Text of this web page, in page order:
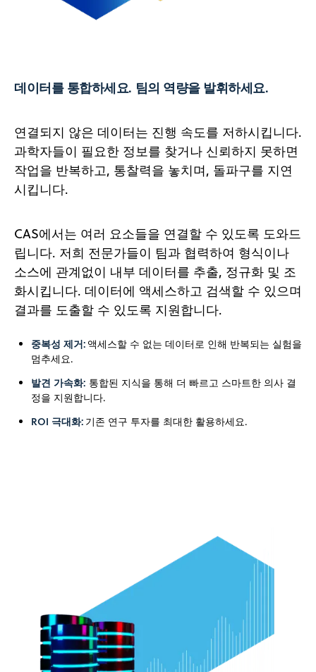
데이터를 통합하세요. 팀의 역량을 발휘하세요.
연결되지 않은 데이터는 진행 속도를 저하시킵니다.
과학자들이 필요한 정보를 찾거나 신뢰하지 못하면
작업을 반복하고, 통찰력을 놓치며, 돌파구를 지연
시킵니다.
CAS에서는 여러 요소들을 연결할 수 있도록 도와드
립니다. 저희 전문가들이 팀과 협력하여 형식이나
소스에 관계없이 내부 데이터를 추출, 정규화 및 조
화시킵니다. 데이터에 액세스하고 검색할 수 있으며
결과를 도출할 수 있도록 지원합니다.
중복성 제거: 액세스할 수 없는 데이터로 인해 반복되는 실험을
멈추세요.
발견 가속화: 통합된 지식을 통해 더 빠르고 스마트한 의사 결
정을 지원합니다.
ROI 극대화: 기존 연구 투자를 최대한 활용하세요.